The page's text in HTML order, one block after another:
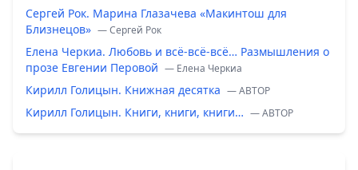
Сергей Рок. Марина Глазачева «Макинтош для
Близнецов» — Сергей Рок
Елена Черкиа. Любовь и всё-всё-всё… Размышления о
прозе Евгении Перовой — Елена Черкиа
Кирилл Голицын. Книжная десятка — ABTOP
Кирилл Голицын. Книги, книги, книги… — ABTOP